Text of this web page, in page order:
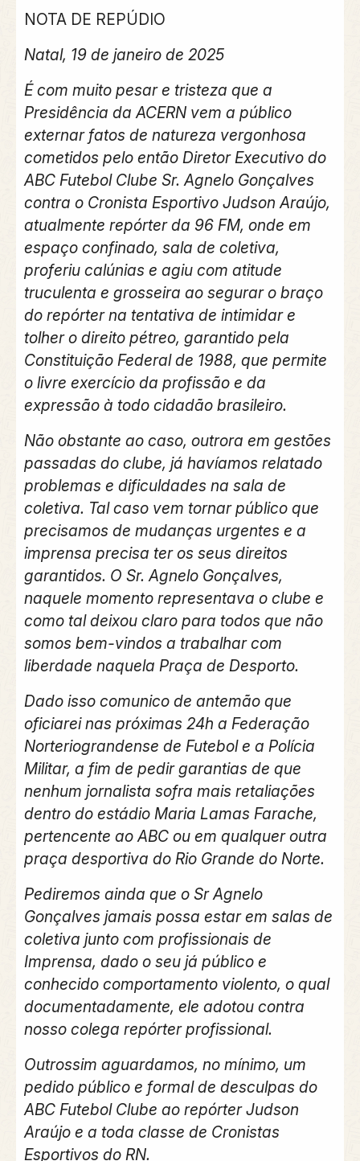
NOTA DE REPÚDIO
Natal, 19 de janeiro de 2025
É com muito pesar e tristeza que a
Presidência da ACERN vem a público
externar fatos de natureza vergonhosa
cometidos pelo então Diretor Executivo do
ABC Futebol Clube Sr. Agnelo Gonçalves
contra o Cronista Esportivo Judson Araújo,
atualmente repórter da 96 FM, onde em
espaço confinado, sala de coletiva,
proferiu calúnias e agiu com atitude
truculenta e grosseira ao segurar o braço
do repórter na tentativa de intimidar e
tolher o direito pétreo, garantido pela
Constituição Federal de 1988, que permite
o livre exercício da profissão e da
expressão à todo cidadão brasileiro.
Não obstante ao caso, outrora em gestões
passadas do clube, já havíamos relatado
problemas e dificuldades na sala de
coletiva. Tal caso vem tornar público que
precisamos de mudanças urgentes e a
imprensa precisa ter os seus direitos
garantidos. O Sr. Agnelo Gonçalves,
naquele momento representava o clube e
como tal deixou claro para todos que não
somos bem-vindos a trabalhar com
liberdade naquela Praça de Desporto.
Dado isso comunico de antemão que
oficiarei nas próximas 24h a Federação
Norteriograndense de Futebol e a Polícia
Militar, a fim de pedir garantias de que
nenhum jornalista sofra mais retaliações
dentro do estádio Maria Lamas Farache,
pertencente ao ABC ou em qualquer outra
praça desportiva do Rio Grande do Norte.
Pediremos ainda que o Sr Agnelo
Gonçalves jamais possa estar em salas de
coletiva junto com profissionais de
Imprensa, dado o seu já público e
conhecido comportamento violento, o qual
documentadamente, ele adotou contra
nosso colega repórter profissional.
Outrossim aguardamos, no mínimo, um
pedido público e formal de desculpas do
ABC Futebol Clube ao repórter Judson
Araújo e a toda classe de Cronistas
Esportivos do RN.